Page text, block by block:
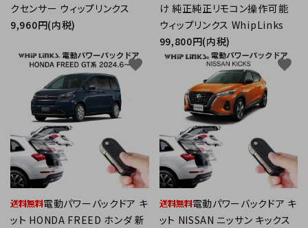
クセンサー ウィップリンクス
9,960円(内税)
け 純正純正リモコン操作可能
ウィップリンクス WhipLinks
99,800円(内税)
電動パワーバックドア キ
ット HONDA FREED ホンダ 新
favorite
電動パワーバックドア キ
ット NISSAN ニッサン キックス
favorite